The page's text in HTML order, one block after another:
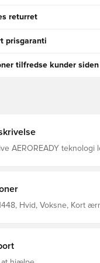
returret
prisgaranti
tilfredse kunder siden
AEROREADY
genanvendt polyester.
kommer med Unisport i
Hvid, Voksne, Kort